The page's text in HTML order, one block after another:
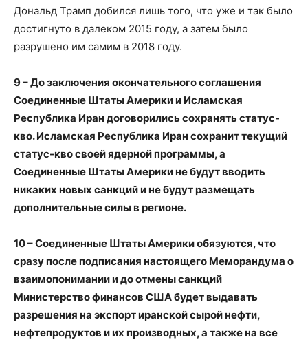
Дональд Трамп добился лишь того, что уже и так было
достигнуто в далеком 2015 году, а затем было
разрушено им самим в 2018 году.
9 – До заключения окончательного соглашения
Соединенные Штаты Америки и Исламская
Республика Иран договорились сохранять статус-
кво. Исламская Республика Иран сохранит текущий
статус-кво своей ядерной программы, а
Соединенные Штаты Америки не будут вводить
никаких новых санкций и не будут размещать
дополнительные силы в регионе.
10 – Соединенные Штаты Америки обязуются, что
сразу после подписания настоящего Меморандума о
взаимопонимании и до отмены санкций
Министерство финансов США будет выдавать
разрешения на экспорт иранской сырой нефти,
нефтепродуктов и их производных, а также на все